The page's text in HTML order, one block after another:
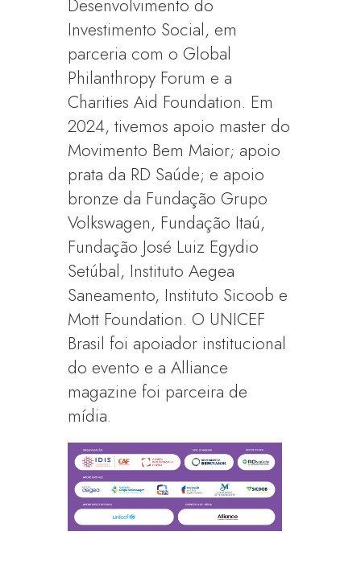
Desenvolvimento do
Investimento Social, em
parceria com o Global
Philanthropy Forum e a
Charities Aid Foundation. Em
2024, tivemos apoio master do
Movimento Bem Maior; apoio
prata da RD Saúde; e apoio
bronze da Fundação Grupo
Volkswagen, Fundação Itaú,
Fundação José Luiz Egydio
Setúbal, Instituto Aegea
Saneamento, Instituto Sicoob e
Mott Foundation. O UNICEF
Brasil foi apoiador institucional
do evento e a Alliance
magazine foi parceira de
mídia.